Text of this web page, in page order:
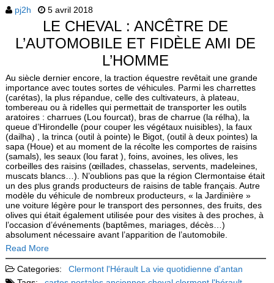
pj2h 5 avril 2018
LE CHEVAL : ANCÊTRE DE
L’AUTOMOBILE ET FIDÈLE AMI DE
L’HOMME
Au siècle dernier encore, la traction équestre revêtait une grande
importance avec toutes sortes de véhicules. Parmi les charrettes
(carétas), la plus répandue, celle des cultivateurs, à plateau,
tombereau ou à ridelles qui permettait de transporter les outils
aratoires : charrues (Lou fourcat), bras de charrue (la rélha), la
queue d’Hirondelle (pour couper les végétaux nuisibles), la faux
(dailha) , la trinca (outil à pointe) le Bigot, (outil à deux pointes) la
sapa (Houe) et au moment de la récolte les comportes de raisins
(samals), les seaux (lou farat ), foins, avoines, les olives, les
corbeilles des raisins (œillades, chasselas, servents, madeleines,
muscats blancs…). N’oublions pas que la région Clermontaise était
un des plus grands producteurs de raisins de table français. Autre
modèle du véhicule de nombreux producteurs, « la Jardinière »
une voiture légère pour le transport des personnes, des fruits, des
olives qui était également utilisée pour des visites à des proches, à
l’occasion d’événements (baptêmes, mariages, décès…)
absolument nécessaire avant l’apparition de l’automobile.
Read More
Categories: Clermont l'Hérault La vie quotidienne d'antan